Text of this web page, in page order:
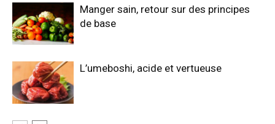
Manger sain, retour sur des principes
de base
L’umeboshi, acide et vertueuse